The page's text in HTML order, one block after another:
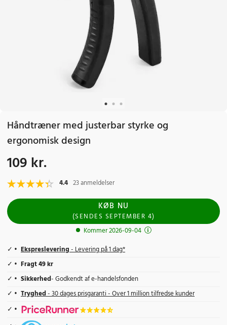
Håndtræner med justerbar styrke og
ergonomisk design
Pris:109 kr.
109 kr.
4.4 23 anmeldelser
KØB NU
(SENDES SEPTEMBER 4)
Kommer 2026-09-04
Ekspreslevering- Levering på 1 dag*
Fragt 49 kr
Sikkerhed- Godkendt af e-handelsfonden
Tryghed- 30 dages prisgaranti - Over 1 million tilfredse kunder